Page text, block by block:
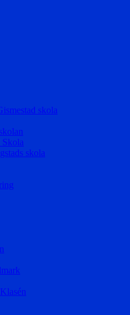
skola
skola